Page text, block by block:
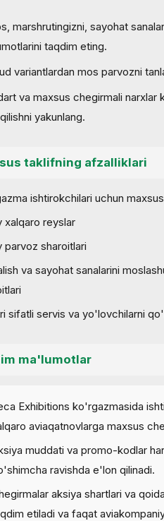
marshrutingizni, sayohat
taqdim eting.
variantlardan mos parvozni
va maxsus chegirmali narxlar
yakunlang.
taklifning afzalliklari
ishtirokchilari uchun
xalqaro reyslar
parvoz sharoitlari
va sayohat sanalarini
sifatli servis va yo'lovchilarni
ma'lumotlar
Exhibitions ko'rgazmasida
aviaqatnovlarga maxsus
muddati va promo-kodlar
ravishda e'lon qilinadi.
aksiya shartlari va
etiladi va faqat